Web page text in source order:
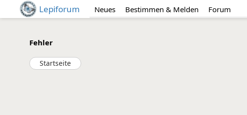
Lepiforum Neues Bestimmen & Melden Forum
Fehler
Startseite